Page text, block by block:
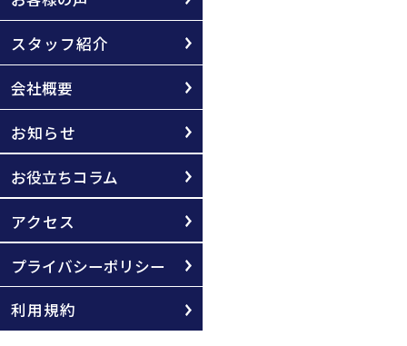
スタッフ紹介
会社概要
お知らせ
お役立ちコラム
アクセス
プライバシーポリシー
利用規約